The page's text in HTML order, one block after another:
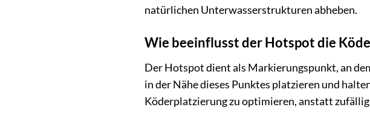
natürlichen Unterwasserstrukturen abheben.
Wie beeinflusst der Hotspot die
Der Hotspot dient als Markierungspunkt, an
in der Nähe dieses Punktes platzieren und
Köderplatzierung zu optimieren, anstatt